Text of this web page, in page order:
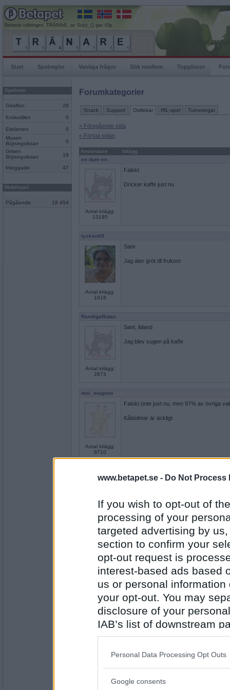
www.betapet.se - Do Not Process
If you wish to opt-out of
processing of your
targeted advertising by
section to confirm your
opt-out request is
interest-based ads based
us or personal
your opt-out. You may
disclosure of your
IAB’s list of downstream
also be disclosed by us
Downstream Participants
Please note that this
Personal Data Processing Opt Outs
Google consents
Senaste rullningen, TRÄNArE, av Suzy_Q gav 63p
Start Spelregler Vanliga frågor Sök medlem Topplistor
Spelrum
Giraffen 28
Krokodilen 0
Elefanten
0
Musen
Böjningslistan
0
Grisen
Böjningslistan
19
Inloggade 47
Mobilspel
Pågående 18 454
Forumkategorier
Snack Support Ordlekar IRL-spel Turneringar
« Föregående sida
« Första sidan
Användare
Inlägg
en dum en
Antal inlägg:
13195
Falskt
Dricker kaffe just nu
tysken69
Antal inlägg:
1618
Sant
Jag äter gröt till frukost
RandigaRutan
Antal inlägg:
2873
Sant, ibland
Jag blev sugen på kaffe
moi_magnus
Antal inlägg:
8710
Falskt (inte just nu, men 97% av övriga
Kåldolmar är äckligt
Antal inlägg:
22535
Sant
Antal inlägg:
8710
Falskt (nu blev jag sugen på kålpudding,
Jag kan se havet från min bostad
SmålandsMira
Antal inlägg:
Jag bor nära en sjö